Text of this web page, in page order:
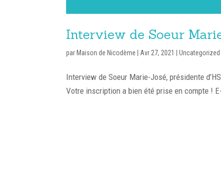
Interview de Soeur
par Maison de Nicodème |Avr 27, 2021 |Uncategorized
Interview de Soeur Marie-José, présidente
Votre inscription a bien été prise en compte !